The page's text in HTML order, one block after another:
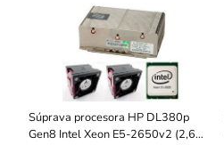
Súprava procesora HP DL380p
Gen8 Intel Xeon E5-2650v2 (2,6